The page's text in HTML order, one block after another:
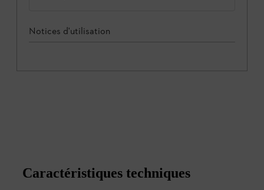
Notices d'utilisation
Caractéristiques techniques